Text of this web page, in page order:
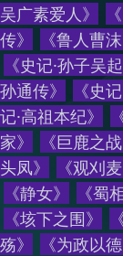
吴广素爱人》 《
传》 《鲁人曹沫
《史记·孙子吴
孙通传》 《史
记·高祖本纪》
家》 《巨鹿之战
头凤》 《观刈麦
《静女》 《蜀
《垓下之围》
殇》 《为政以德